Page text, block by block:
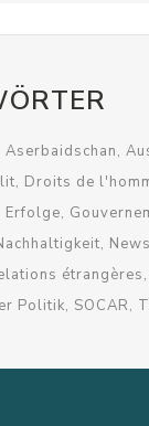
Aserbaidschan
Droits de
Erfolge
News
étrangères
Politik SOCAR